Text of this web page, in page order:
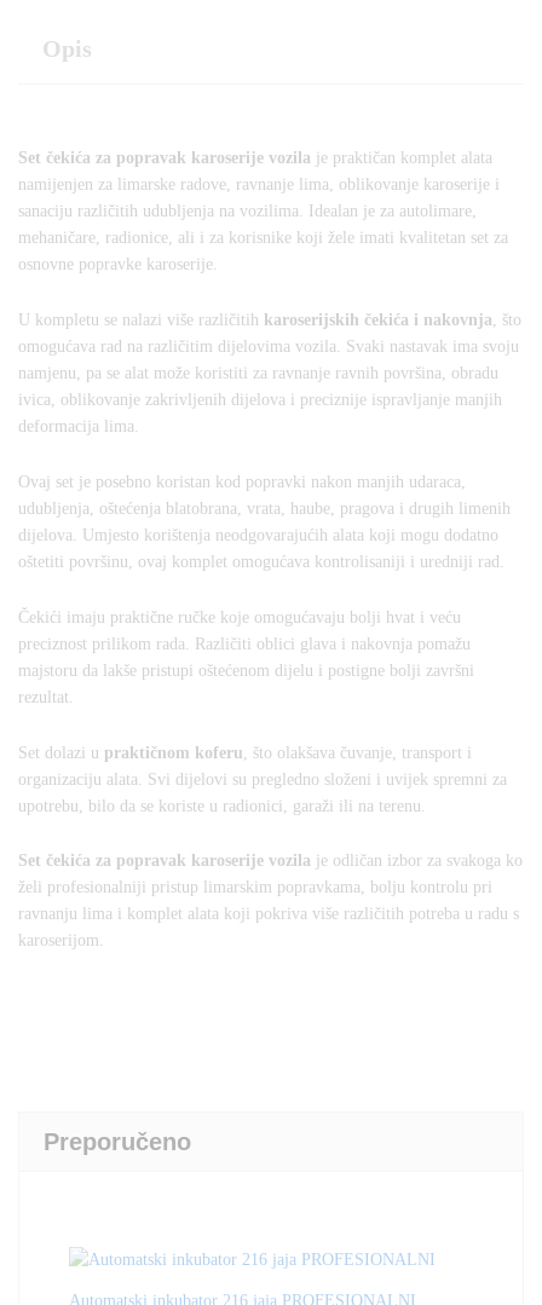
Opis
Set čekića za popravak karoserije vozila je praktičan komplet alata
namijenjen za limarske radove, ravnanje lima, oblikovanje karoserije i
sanaciju različitih udubljenja na vozilima. Idealan je za autolimare,
mehaničare, radionice, ali i za korisnike koji žele imati kvalitetan set za
osnovne popravke karoserije.
U kompletu se nalazi više različitih karoserijskih čekića i nakovnja, što
omogućava rad na različitim dijelovima vozila. Svaki nastavak ima svoju
namjenu, pa se alat može koristiti za ravnanje ravnih površina, obradu
ivica, oblikovanje zakrivljenih dijelova i preciznije ispravljanje manjih
deformacija lima.
Ovaj set je posebno koristan kod popravki nakon manjih udaraca,
udubljenja, oštećenja blatobrana, vrata, haube, pragova i drugih limenih
dijelova. Umjesto korištenja neodgovarajućih alata koji mogu dodatno
oštetiti površinu, ovaj komplet omogućava kontrolisaniji i uredniji rad.
Čekići imaju praktične ručke koje omogućavaju bolji hvat i veću
preciznost prilikom rada. Različiti oblici glava i nakovnja pomažu
majstoru da lakše pristupi oštećenom dijelu i postigne bolji završni
rezultat.
Set dolazi u praktičnom koferu , što olakšava čuvanje, transport i
organizaciju alata. Svi dijelovi su pregledno složeni i uvijek spremni za
upotrebu, bilo da se koriste u radionici, garaži ili na terenu.
Set čekića za popravak karoserije vozila je odličan izbor za svakoga ko
želi profesionalniji pristup limarskim popravkama, bolju kontrolu pri
ravnanju lima i komplet alata koji pokriva više različitih potreba u radu s
karoserijom.
Preporučeno
Automatski inkubator 216 jaja PROFESIONALNI